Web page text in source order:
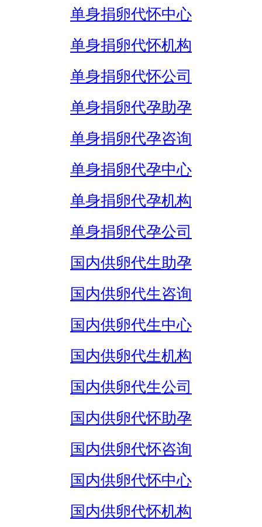
单身捐卵代怀中心
单身捐卵代怀机构
单身捐卵代怀公司
单身捐卵代孕助孕
单身捐卵代孕咨询
单身捐卵代孕中心
单身捐卵代孕机构
单身捐卵代孕公司
国内供卵代生助孕
国内供卵代生咨询
国内供卵代生中心
国内供卵代生机构
国内供卵代生公司
国内供卵代怀助孕
国内供卵代怀咨询
国内供卵代怀中心
国内供卵代怀机构